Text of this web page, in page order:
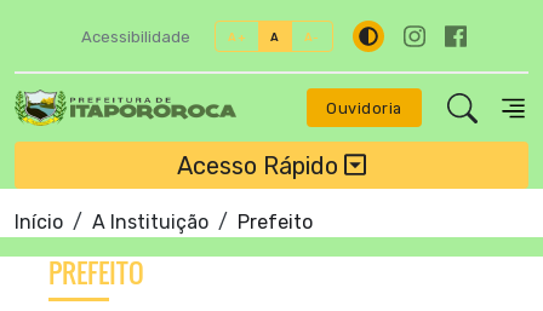
Acessibilidade A+ A A-
Ouvidoria
Acesso Rápido
Início A Instituição Prefeito
PREFEITO